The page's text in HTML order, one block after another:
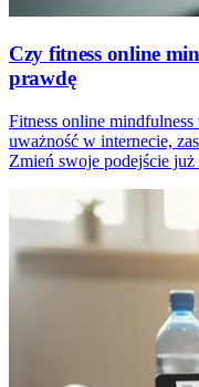
Czy fitness online
prawdę
Fitness online
uważność w internecie,
Zmień swoje podejście już